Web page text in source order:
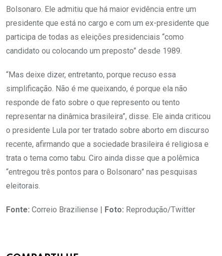
Bolsonaro. Ele admitiu que há maior evidência entre um
presidente que está no cargo e com um ex-presidente que
participa de todas as eleições presidenciais “como
candidato ou colocando um preposto” desde 1989.
“Mas deixe dizer, entretanto, porque recuso essa
simplificação. Não é me queixando, é porque ela não
responde de fato sobre o que represento ou tento
representar na dinâmica brasileira”, disse. Ele ainda criticou
o presidente Lula por ter tratado sobre aborto em discurso
recente, afirmando que a sociedade brasileira é religiosa e
trata o tema como tabu. Ciro ainda disse que a polêmica
“entregou três pontos para o Bolsonaro” nas pesquisas
eleitorais.
Fonte: Correio Braziliense | Foto: Reprodução/Twitter